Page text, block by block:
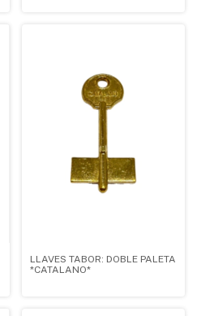
LLAVES TABOR: DOBLE PALETA
*CATALANO*